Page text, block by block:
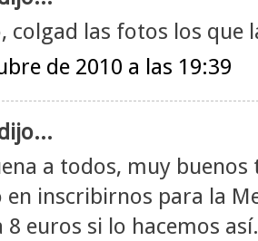
colgad las fotos los que
de 2010 a las 19:39
a todos, muy
en inscribirnos para la
8 euros si lo hacemos